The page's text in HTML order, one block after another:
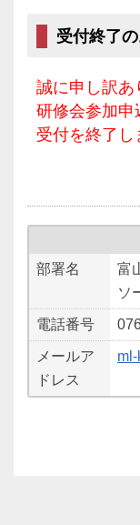
受付終了
誠に申し訳あ
研修会参加申
受付を終了し
部署名
富
ソ
電話番号
メールア
ドレス